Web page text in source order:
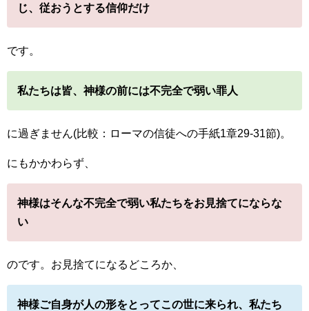
じ、従おうとする信仰だけ
です。
私たちは皆、神様の前には不完全で弱い罪人
に過ぎません(比較：ローマの信徒への手紙1章29-31節)。
にもかかわらず、
神様はそんな不完全で弱い私たちをお見捨てにならな
い
のです。お見捨てになるどころか、
神様ご自身が人の形をとってこの世に来られ、私たち